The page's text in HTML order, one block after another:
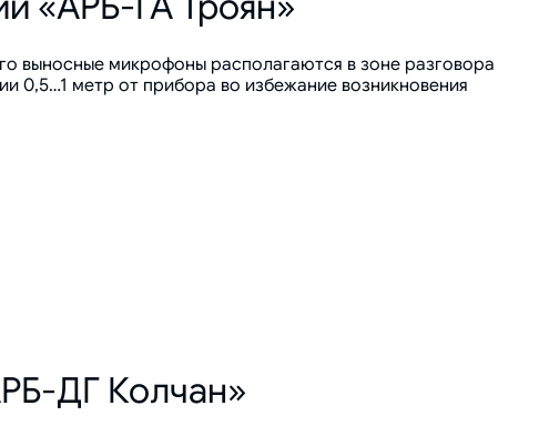
выносные микрофоны располагаются в зоне разговора
0,5…1 метр от прибора во избежание возникновения
ДГ Колчан»